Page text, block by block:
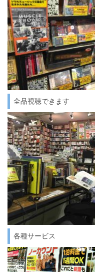
全品視聴できます
各種サービス